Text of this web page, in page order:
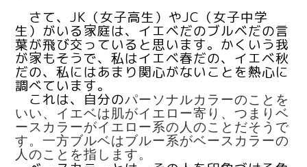
さて、JK（女子高生）やJC（女子中学
生）がいる家庭は、イエベだのブルベだの言
葉が飛び交っていると思います。かくいう我
が家もそうで、私はイエベ春だの、イエベ秋
だの、私にはあまり関心がないことを熱心に
調べています。
これは、自分のパーソナルカラーのことを
いい、イエベは肌がイエロー寄り、つまりベ
ースカラーがイエロー系の人のことだそうで
す。一方ブルベはブルー系がベースカラーの
人のことを指します。